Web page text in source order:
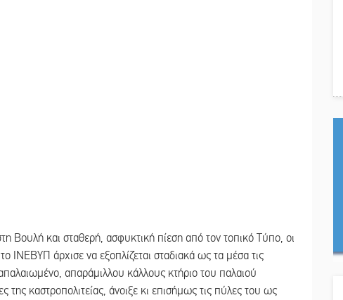
Βουλή και σταθερή, ασφυκτική πίεση από τον τοπικό Τύπο, οι
ΙΝΕΒΥΠ άρχισε να εξοπλίζεται σταδιακά ως τα μέσα τις
απαράμιλλου κάλλους κτήριο του παλαιού
καστροπολιτείας, άνοιξε κι επισήμως τις πύλες του ως